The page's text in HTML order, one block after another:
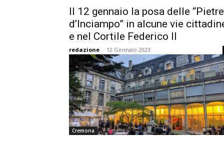
Il 12 gennaio la posa delle “Pietre
d’Inciampo” in alcune vie
e nel Cortile Federico II
redazione - 12 Gennaio 2023
Cremona